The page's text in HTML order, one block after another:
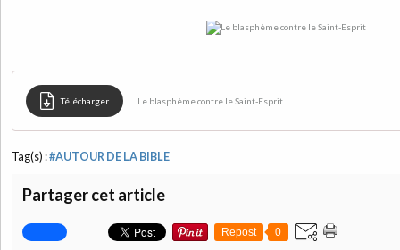
Télécharger Le blasphème contre le Saint-Esprit
Tag(s) :#AUTOUR DE LA BIBLE
Partager cet article
Repost 0